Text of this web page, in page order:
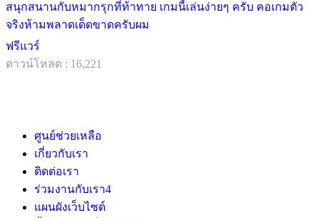
สนุกสนานกับหมากรุกที่ท้าทาย เกมนี้เล่นง่ายๆ ครับ คอเกมตัว
จริงห้ามพลาดเด็ดขาดครับผม
ฟรีแวร์
ดาวน์โหลด : 16,221
ศูนย์ช่วยเหลือ
เกี่ยวกับเรา
ติดต่อเรา
ร่วมงานกับเรา4
แผนผังเว็บไซต์